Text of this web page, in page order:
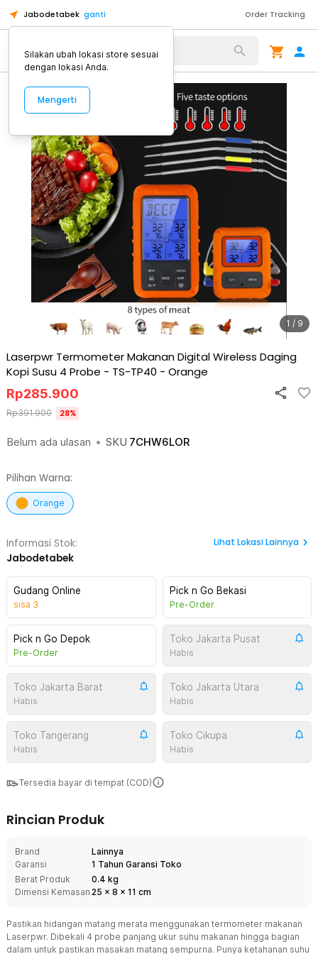
Jabodetabek ganti Order Tracking
Alat Kopi
1 / 9
Laserpwr Termometer Makanan Digital Wireless Daging
Kopi Susu 4 Probe - TS-TP40 - Orange
Belum ada ulasan • SKU 7CHW6LOR
Rp285.900
Rp391.900 28%
Pilihan Warna:
Orange
Informasi Stok:
Jabodetabek
Lihat Lokasi Lainnya
Gudang Online
sisa 3
Pick n Go Bekasi
Pre-Order
Pick n Go Depok
Pre-Order
Toko Jakarta Pusat
Habis
Toko Jakarta Barat
Habis
Toko Jakarta Utara
Habis
Toko Tangerang
Habis
Toko Cikupa
Habis
Tersedia bayar di tempat (COD)
Rincian Produk
Brand
Lainnya
Garansi
1 Tahun Garansi Toko
Berat Produk
0.4 kg
Dimensi Kemasan 25 x 8 x 11 cm
Pastikan hidangan matang merata menggunakan termometer makanan
Laserpwr. Dibekali 4 probe panjang ukur suhu makanan hingga bagian
dalam untuk pastikan masakan matang sempurna. Punya ketahanan suhu
Silakan ubah lokasi store sesuai
dengan lokasi Anda.
Mengerti